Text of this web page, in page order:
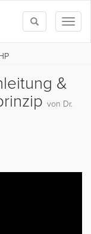
Toggle
search
&
von Dr.